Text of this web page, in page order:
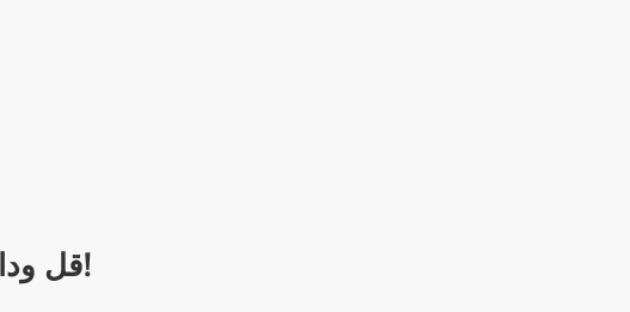
قل وداعا لضعف الانتصاب وسرعة القذف!